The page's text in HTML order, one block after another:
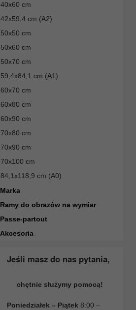
40x60 cm
42x59,4 cm (A2)
50x50 cm
50x60 cm
50x70 cm
59,4x84,1 cm (A1)
60x70 cm
60x80 cm
60x90 cm
70x80 cm
70x90 cm
70x100 cm
84,1x118,9 cm (A0)
Marka
Ramy do obrazów na wymiar
Passe-partout
Akcesoria
Jeśli masz do nas pytania,
chętnie służymy pomocą!
Poniedziałek – Piątek 8:00 –